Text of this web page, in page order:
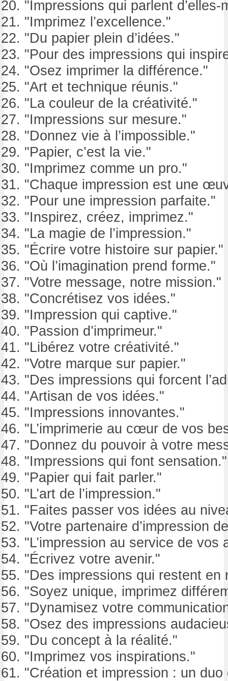
"Impressions qui parlent d’elles-
"Imprimez l’excellence."
"Du papier plein d’idées."
"Pour des impressions qui
"Osez imprimer la différence."
"Art et technique réunis."
"La couleur de la créativité."
"Impressions sur mesure."
"Donnez vie à l’impossible."
"Papier, c’est la vie."
"Imprimez comme un pro."
"Chaque impression est une
"Pour une impression parfaite."
"Inspirez, créez, imprimez."
"La magie de l’impression."
"Écrire votre histoire sur papier."
"Où l’imagination prend forme."
"Votre message, notre mission."
"Concrétisez vos idées."
"Impression qui captive."
"Passion d’imprimeur."
"Libérez votre créativité."
"Votre marque sur papier."
"Des impressions qui forcent
"Artisan de vos idées."
"Impressions innovantes."
"L’imprimerie au cœur de vos
"Donnez du pouvoir à votre
"Impressions qui font sensation."
"Papier qui fait parler."
"L’art de l’impression."
"Faites passer vos idées au
"Votre partenaire d’impression
"L’impression au service de vos
"Écrivez votre avenir."
"Des impressions qui restent en
"Soyez unique, imprimez
"Dynamisez votre
"Osez des impressions
"Du concept à la réalité."
"Imprimez vos inspirations."
"Création et impression : un duo